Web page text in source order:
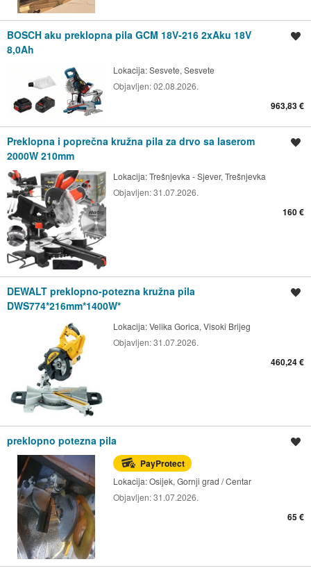
BOSCH aku preklopna pila GCM 18V-216 2xAku 18V
8,0Ah
Lokacija:Sesvete, Sesvete
Objavljen:02.08.2026.
963,83 €
Preklopna i poprečna kružna pila za drvo sa laserom
2000W 210mm
Lokacija:Trešnjevka - Sjever, Trešnjevka
Objavljen:31.07.2026.
160 €
DEWALT preklopno-potezna kružna pila
DWS774*216mm*1400W*
Lokacija:Velika Gorica, Visoki Brijeg
Objavljen:31.07.2026.
460,24 €
preklopno potezna pila
PayProtect
Lokacija:Osijek, Gornji grad / Centar
Objavljen:31.07.2026.
65 €